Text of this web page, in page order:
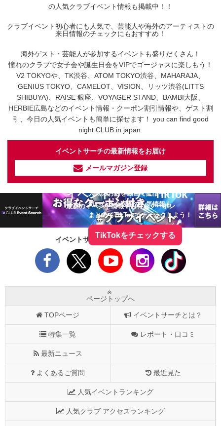
の人気クラブイベント情報も掲載中！！
クラブイベント初心者にも人気で、芸能人や海外のアーティストの
来日情報のチェックにもおすすめ！
海外ゲスト・芸能人が参加するイベントも盛りだくさん！
憧れのクラブで女子会や誕生日会をVIPでゴージャスに楽しもう！
V2 TOKYOや、TK渋谷、ATOM TOKYO渋谷、MAHARAJA、
GENIUS TOKYO、CAMELOT、VISION、リッツ渋谷(LITTS
SHIBUYA)、RAISE 銀座、VOYAGER STAND、BAMBI大阪、
HERBIE広島などのイベント情報・クーポン割引情報や、ゲスト割
引、今日の人気イベントも簡単に探せます！ you can find good
night CLUB in japan.
イベントサーチの最新情報をお届け
メールマガジン登録
イベントサーチ - TikTok
最新のイベント情報やお得なクーポン
人気のお店を動画で配信中！
気になる今話題の人気情報も
まとめてTikTokでチェックしよう！
TikTokをチェックする
イベントサーチをフォローしよう！
ページトップへ
TOPページ イベントサーチとは？
特集一覧 レポート・口コミ
最新ニュース
よくあるご質問 最近見た
人気イベントランキング
人気クラブ アクセスランキング